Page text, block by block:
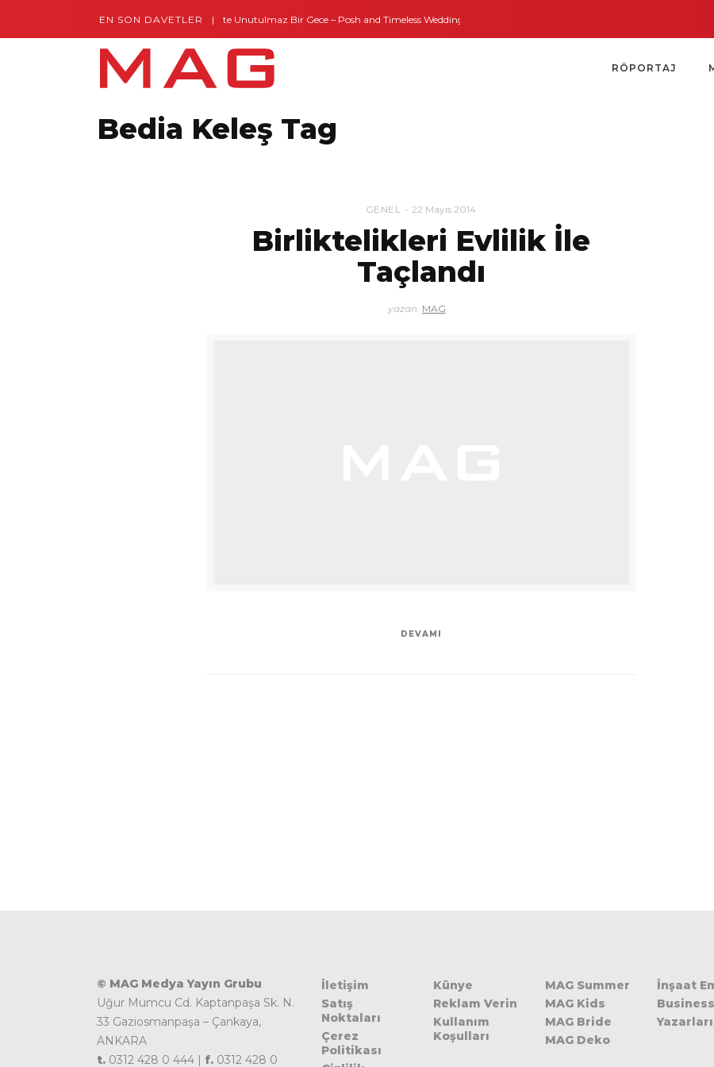
EN SON DAVETLERGaziantep’te Unutulmaz Bir Gece – Posh and Timeless Weddings
RÖPORTAJ
Bedia Keleş Tag
GENEL 22 Mayıs 2014
Birliktelikleri Evlilik İle
Taçlandı
yazan: MAG
DEVAMI
© MAG Medya Yayın Grubu
Uğur Mumcu Cd. Kaptanpaşa Sk. N.
33 Gaziosmanpaşa – Çankaya,
ANKARA
t. 0312 428 0 444 | f. 0312 428 0
İletişim
Satış
Noktaları
Çerez
Politikası
Künye
Reklam Verin
Kullanım
Koşulları
MAG Summer
MAG Kids
MAG Bride
MAG Deko
İnşaat
Business